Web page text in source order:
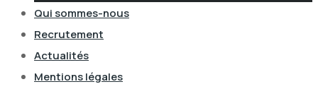
Qui sommes-nous
Recrutement
Actualités
Mentions légales